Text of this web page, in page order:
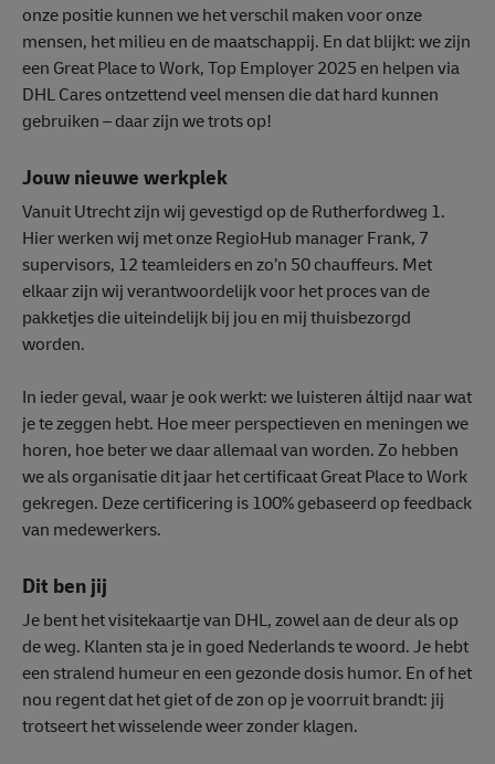
onze positie kunnen we het verschil maken voor onze
mensen, het milieu en de maatschappij. En dat blijkt: we zijn
een Great Place to Work, Top Employer 2025 en helpen via
DHL Cares ontzettend veel mensen die dat hard kunnen
gebruiken – daar zijn we trots op!
Jouw nieuwe werkplek
Vanuit Utrecht zijn wij gevestigd op de Rutherfordweg 1.
Hier werken wij met onze RegioHub manager Frank, 7
supervisors, 12 teamleiders en zo’n 50 chauffeurs. Met
elkaar zijn wij verantwoordelijk voor het proces van de
pakketjes die uiteindelijk bij jou en mij thuisbezorgd
worden.
In ieder geval, waar je ook werkt: we luisteren áltijd naar wat
je te zeggen hebt. Hoe meer perspectieven en meningen we
horen, hoe beter we daar allemaal van worden. Zo hebben
we als organisatie dit jaar het certificaat Great Place to Work
gekregen. Deze certificering is 100% gebaseerd op feedback
van medewerkers.
Dit ben jij
Je bent het visitekaartje van DHL, zowel aan de deur als op
de weg. Klanten sta je in goed Nederlands te woord. Je hebt
een stralend humeur en een gezonde dosis humor. En of het
nou regent dat het giet of de zon op je voorruit brandt: jij
trotseert het wisselende weer zonder klagen.